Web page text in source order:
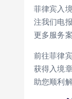
菲律宾入
注我们电
更多服务
前往菲律
获得入境
助您顺利